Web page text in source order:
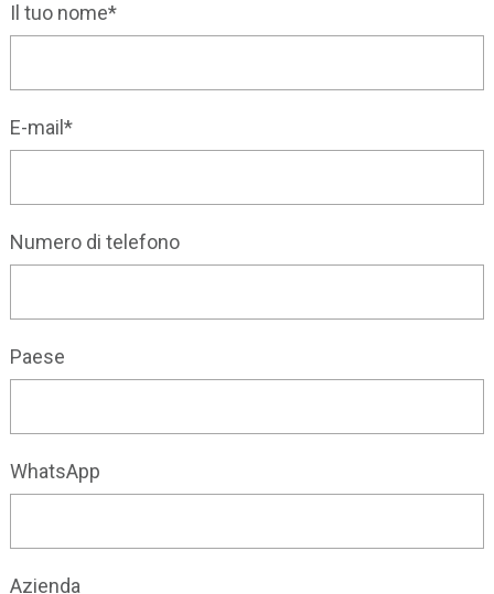
Il tuo nome*
E-mail*
Numero di telefono
Paese
WhatsApp
Azienda